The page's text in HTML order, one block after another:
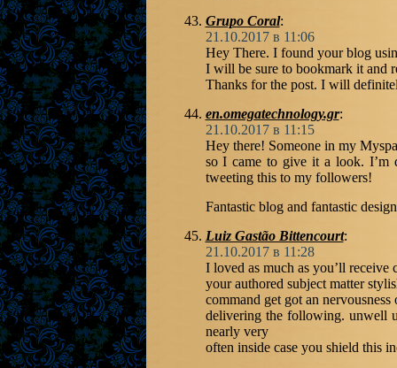
Grupo Coral:
21.10.2017 в 11:06
Hey There. I found your blog
I will be sure to bookmark it and
Thanks for the post. I will
en.omegatechnology.gr:
21.10.2017 в 11:15
Hey there! Someone in my
so I came to give it a look. I’m
tweeting this to my followers!
Fantastic blog and fantastic
Luiz Gastão Bittencourt:
21.10.2017 в 11:28
I loved as much as you’ll receive
your authored subject matter
command get got an
delivering the following. unwell
nearly very
often inside case you shield this